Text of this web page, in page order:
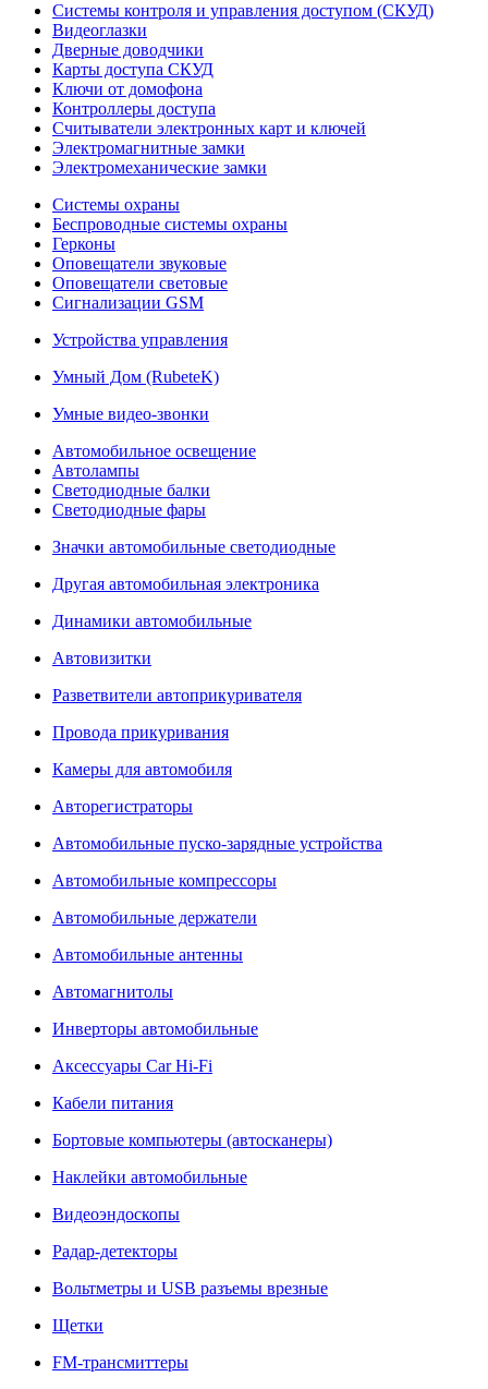
Системы контроля и управления доступом (СКУД)
Видеоглазки
Дверные доводчики
Карты доступа СКУД
Ключи от домофона
Контроллеры доступа
Считыватели электронных карт и ключей
Электромагнитные замки
Электромеханические замки
Системы охраны
Беспроводные системы охраны
Герконы
Оповещатели звуковые
Оповещатели световые
Сигнализации GSM
Устройства управления
Умный Дом (RubeteK)
Умные видео-звонки
Автомобильное освещение
Автолампы
Светодиодные балки
Светодиодные фары
Значки автомобильные светодиодные
Другая автомобильная электроника
Динамики автомобильные
Автовизитки
Разветвители автоприкуривателя
Провода прикуривания
Камеры для автомобиля
Авторегистраторы
Автомобильные пуско-зарядные устройства
Автомобильные компрессоры
Автомобильные держатели
Автомобильные антенны
Автомагнитолы
Инверторы автомобильные
Аксессуары Car Hi-Fi
Кабели питания
Бортовые компьютеры (автосканеры)
Наклейки автомобильные
Видеоэндоскопы
Радар-детекторы
Вольтметры и USB разъемы врезные
Щетки
FM-трансмиттеры